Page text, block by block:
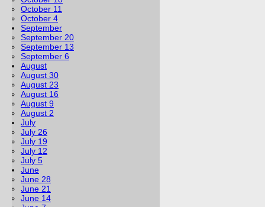
October 11
October 4
September
September 20
September 13
September 6
August
August 30
August 23
August 16
August 9
August 2
July
July 26
July 19
July 12
July 5
June
June 28
June 21
June 14